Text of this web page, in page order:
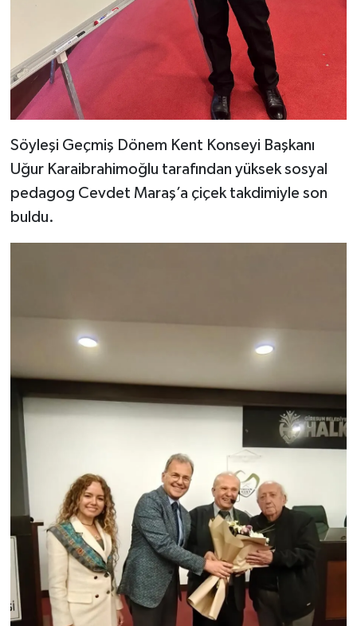
Söyleşi Geçmiş Dönem Kent Konseyi Başkanı
Uğur Karaibrahimoğlu tarafından yüksek sosyal
pedagog Cevdet Maraş’a çiçek takdimiyle son
buldu.